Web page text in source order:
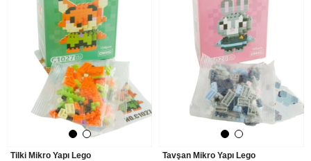
Tilki Mikro Yapı Lego
Tavşan Mikro Yapı Lego